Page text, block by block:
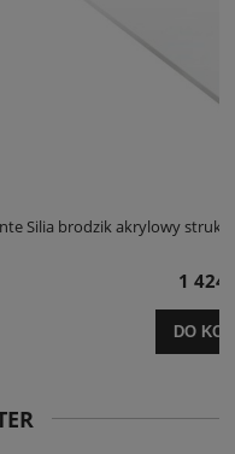
prostokątny 100x120cm